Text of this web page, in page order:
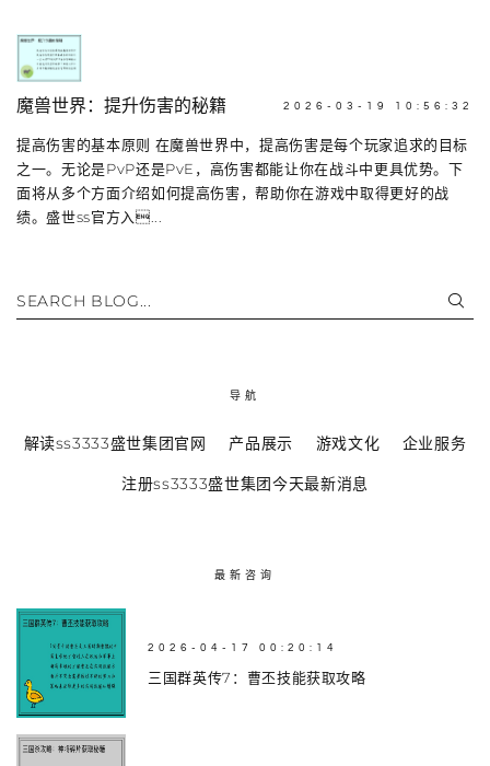
魔兽世界：提升伤害的秘籍 2026-03-19 10:56:32
提高伤害的基本原则 在魔兽世界中，提高伤害是每个玩家追求的目标
之一。无论是PvP还是PvE，高伤害都能让你在战斗中更具优势。下
面将从多个方面介绍如何提高伤害，帮助你在游戏中取得更好的战
绩。盛世ss官方入...
SEARCH BLOG...
导航
解读ss3333盛世集团官网 产品展示 游戏文化 企业服务
注册ss3333盛世集团今天最新消息
最新咨询
2026-04-17 00:20:14
三国群英传7：曹丕技能获取攻略